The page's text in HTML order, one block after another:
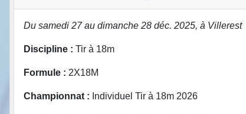
Du samedi 27 au dimanche 28 déc. 2025, à Villerest
Discipline : Tir à 18m
Formule : 2X18M
Championnat : Individuel Tir à 18m 2026